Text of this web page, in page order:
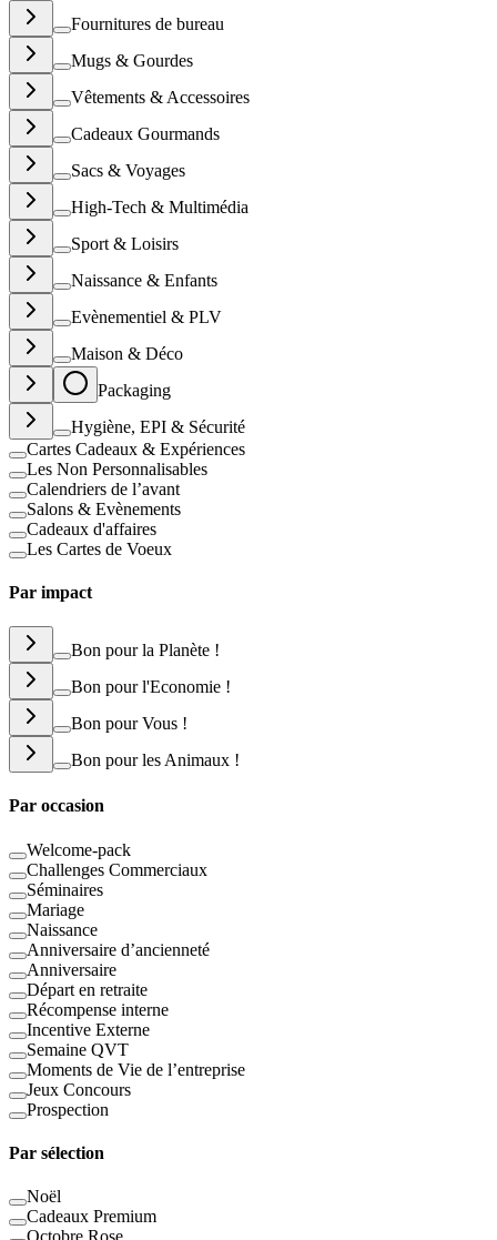
Fournitures de bureau
Mugs & Gourdes
Vêtements & Accessoires
Cadeaux Gourmands
Sacs & Voyages
High-Tech & Multimédia
Sport & Loisirs
Naissance & Enfants
Evènementiel & PLV
Maison & Déco
Packaging
Hygiène, EPI & Sécurité
Cartes Cadeaux & Expériences
Les Non Personnalisables
Calendriers de l’avant
Salons & Evènements
Cadeaux d'affaires
Les Cartes de Voeux
Par impact
Bon pour la Planète !
Bon pour l'Economie !
Bon pour Vous !
Bon pour les Animaux !
Par occasion
Welcome-pack
Challenges Commerciaux
Séminaires
Mariage
Naissance
Anniversaire d’ancienneté
Anniversaire
Départ en retraite
Récompense interne
Incentive Externe
Semaine QVT
Moments de Vie de l’entreprise
Jeux Concours
Prospection
Par sélection
Noël
Cadeaux Premium